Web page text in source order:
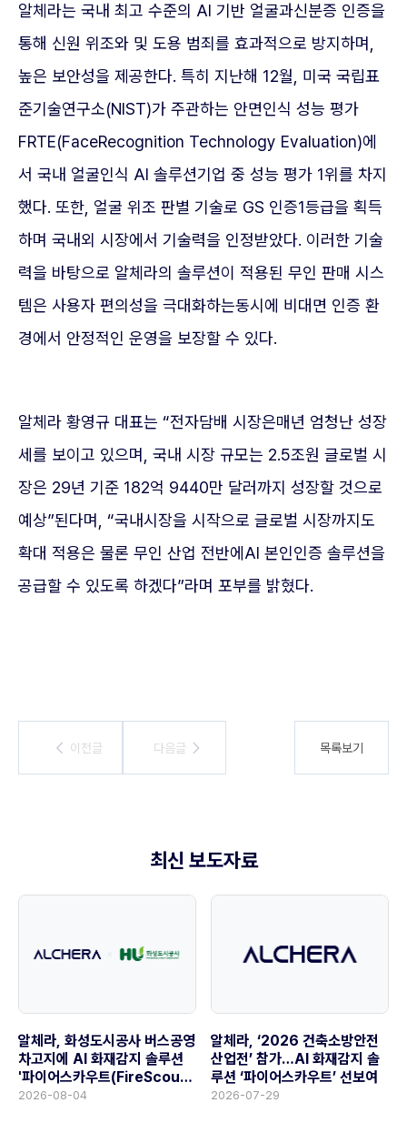
알체라는 국내 최고 수준의 AI 기반 얼굴과신분증 인증을
통해 신원 위조와 및 도용 범죄를 효과적으로 방지하며,
높은 보안성을 제공한다. 특히 지난해 12월, 미국 국립표
준기술연구소(NIST)가 주관하는 안면인식 성능 평가
FRTE(FaceRecognition Technology Evaluation)에
서 국내 얼굴인식 AI 솔루션기업 중 성능 평가 1위를 차지
했다. 또한, 얼굴 위조 판별 기술로 GS 인증1등급을 획득
하며 국내외 시장에서 기술력을 인정받았다. 이러한 기술
력을 바탕으로 알체라의 솔루션이 적용된 무인 판매 시스
템은 사용자 편의성을 극대화하는동시에 비대면 인증 환
경에서 안정적인 운영을 보장할 수 있다.
알체라 황영규 대표는 “전자담배 시장은매년 엄청난 성장
세를 보이고 있으며, 국내 시장 규모는 2.5조원 글로벌 시
장은 29년 기준 182억 9440만 달러까지 성장할 것으로
예상”된다며, “국내시장을 시작으로 글로벌 시장까지도
확대 적용은 물론 무인 산업 전반에AI 본인인증 솔루션을
공급할 수 있도록 하겠다”라며 포부를 밝혔다.
이전글
이전글 다음글
다음글 목록보기
최신 보도자료
알체라, 화성도시공사 버스공영
차고지에 AI 화재감지 솔루션
'파이어스카우트(FireScout)'
공급
2026-08-04
알체라, ‘2026 건축소방안전
산업전’ 참가…AI 화재감지 솔
루션 ‘파이어스카우트’ 선보여
2026-07-29